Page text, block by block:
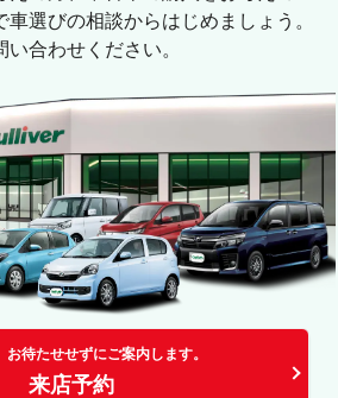
車選びの相談からはじめましょう。
合わせください。
お待たせせずにご案内します。
来店予約